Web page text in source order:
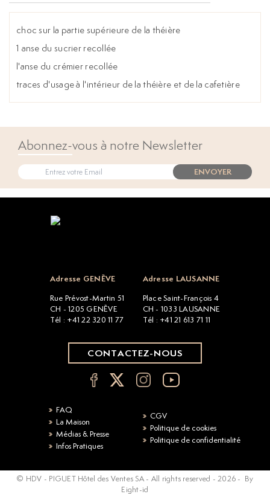
choc sur la partie supérieure de la théière
1 anse du sucrier recollée
l'anse du crémier recollée
traces d'usage à l'intérieur de la théière et de la cafetière
Abonnez-vous à notre Newsletter
ENVOYER
Adresse GENÈVE
Rue Prévost-Martin 51
CH - 1205 GENÈVE
Tél : +41 22 320 11 77
Adresse LAUSANNE
Place Saint-François 4
CH - 1033 LAUSANNE
Tél : +41 21 613 71 11
CONTACTEZ-NOUS
FAQ
La Maison
Médias & Presse
Infos Pratiques
CGV
Politique de cookies
Politique de confidentialité
© HDV - PIGUET Hôtel des Ventes SA - All rights reserved - 2026 - By
Eight-id